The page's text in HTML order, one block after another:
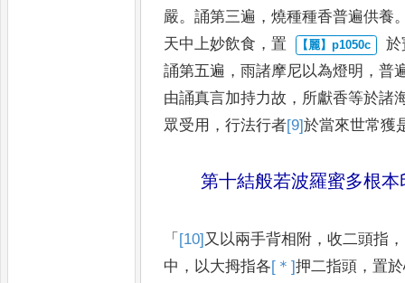
嚴。誦第三遍 ，燒種種香普遍供養
天中上妙飲食 ，置
於
誦第五遍 ， 雨諸摩尼以為燈明 ，普
由誦真言加持力故 ， 所獻香等於諸
眾受用 ，行法行者[9]於當來世常獲
第十結般若波羅蜜多根本
「 [10]又 以兩手背相附 ，收二頭指 ，
中 ， 以大拇指各[＊]押二指頭 ，置